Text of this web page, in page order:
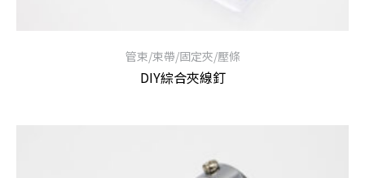
管束/束帶/固定夾/壓條
DIY綜合夾線釘